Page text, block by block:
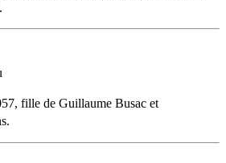
, fille de Guillaume Busac et